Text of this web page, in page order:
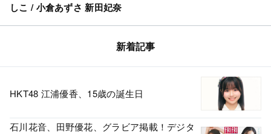
しこ / 小倉あずさ 新田妃奈
新着記事
HKT48 江浦優香、15歳の誕生日
石川花音、田野優花、グラビア掲載！デジタ